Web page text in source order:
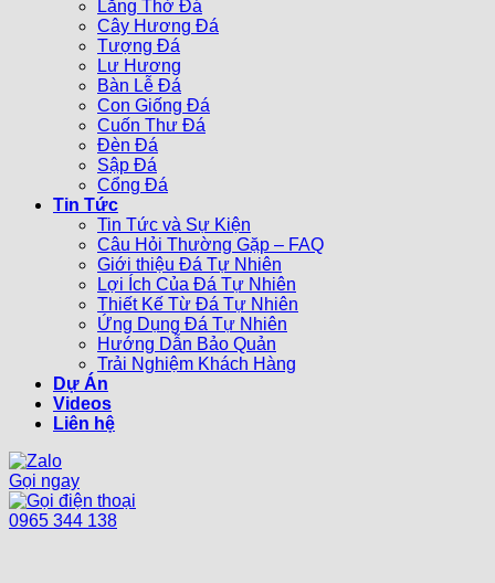
Lăng Thờ Đá
Cây Hương Đá
Tượng Đá
Lư Hương
Bàn Lễ Đá
Con Giống Đá
Cuốn Thư Đá
Đèn Đá
Sập Đá
Cổng Đá
Tin Tức
Tin Tức và Sự Kiện
Câu Hỏi Thường Gặp – FAQ
Giới thiệu Đá Tự Nhiên
Lợi Ích Của Đá Tự Nhiên
Thiết Kế Từ Đá Tự Nhiên
Ứng Dụng Đá Tự Nhiên
Hướng Dẫn Bảo Quản
Trải Nghiệm Khách Hàng
Dự Án
Videos
Liên hệ
Gọi ngay
0965 344 138